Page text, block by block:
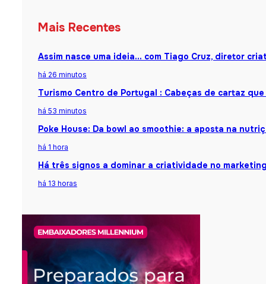
Mais Recentes
Assim nasce uma ideia… com Tiago Cruz, diretor
há 26 minutos
Turismo Centro de Portugal : Cabeças de cartaz
há 53 minutos
Poke House: Da bowl ao smoothie: a aposta na
há 1 hora
Há três signos a dominar a criatividade no
há 13 horas